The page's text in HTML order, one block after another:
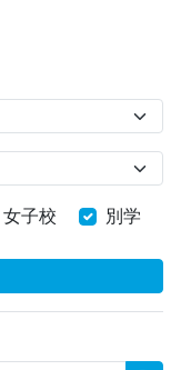
女子校 別学